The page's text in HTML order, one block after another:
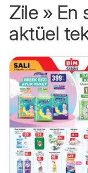
Zile » En
aktüel